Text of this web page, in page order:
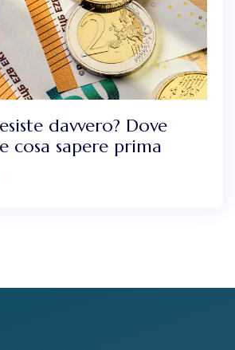
davvero? Dove
cosa sapere prima